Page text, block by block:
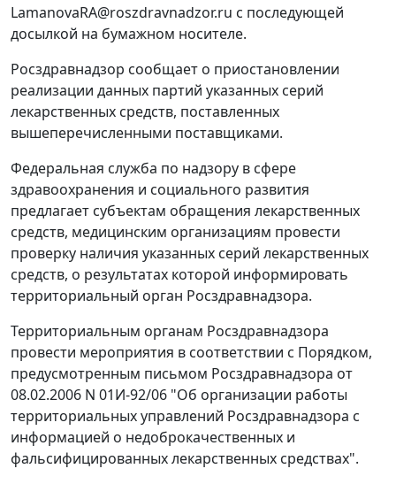
LamanovaRA@roszdravnadzor.ru с последующей
досылкой на бумажном носителе.
Росздравнадзор сообщает о приостановлении
реализации данных партий указанных серий
лекарственных средств, поставленных
вышеперечисленными поставщиками.
Федеральная служба по надзору в сфере
здравоохранения и социального развития
предлагает субъектам обращения лекарственных
средств, медицинским организациям провести
проверку наличия указанных серий лекарственных
средств, о результатах которой информировать
территориальный орган Росздравнадзора.
Территориальным органам Росздравнадзора
провести мероприятия в соответствии с Порядком,
предусмотренным письмом Росздравнадзора от
08.02.2006 N 01И-92/06 "Об организации работы
территориальных управлений Росздравнадзора с
информацией о недоброкачественных и
фальсифицированных лекарственных средствах".